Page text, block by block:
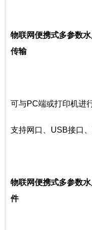
物联网便携式多参数
传输
可与PC端或打印机进
支持网口、USB接口
物联网便携式多参数
件